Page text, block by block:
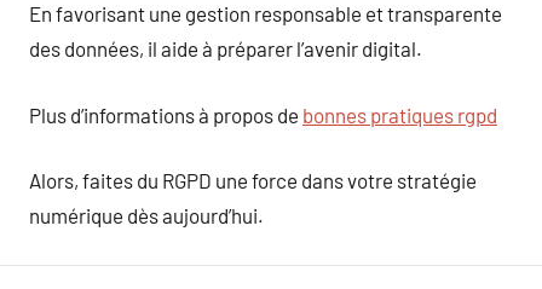
En favorisant une gestion responsable et transparente
des données, il aide à préparer l’avenir digital.
Plus d’informations à propos de bonnes pratiques rgpd
Alors, faites du RGPD une force dans votre stratégie
numérique dès aujourd’hui.